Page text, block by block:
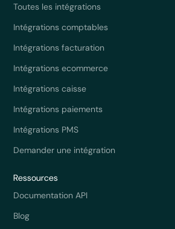
Toutes les intégrations
Intégrations comptables
Intégrations facturation
Intégrations ecommerce
Intégrations caisse
Intégrations paiements
Intégrations PMS
Demander une intégration
Ressources
Documentation API
Blog